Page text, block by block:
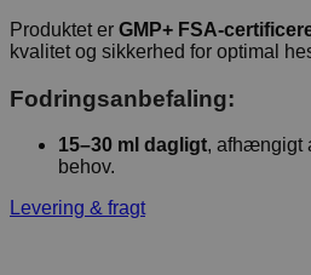
Produktet er GMP+ FSA-
kvalitet og sikkerhed for optimal
Fodringsanbefaling:
15–30 ml dagligt, afhængigt
behov.
Levering & fragt